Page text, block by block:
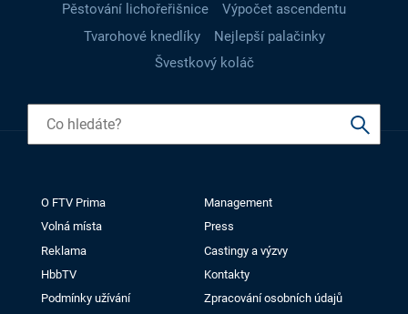
Pěstování lichořeřišnice
Výpočet ascendentu
Tvarohové knedlíky
Nejlepší palačinky
Švestkový koláč
O FTV Prima
Management
Volná místa
Press
Reklama
Castingy a výzvy
HbbTV
Kontakty
Podmínky užívání
Zpracování osobních údajů